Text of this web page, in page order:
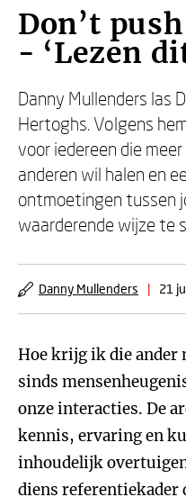
Don’t
- ‘Lezen
Danny Mullenders las
Hertoghs. Volgens
voor iedereen die
anderen wil halen en
ontmoetingen tussen
waarderende wijze te
Danny Mullenders | 21
Hoe krijg ik die ander
sinds
onze interacties. De
kennis, ervaring en
inhoudelijk
diens referentiekader